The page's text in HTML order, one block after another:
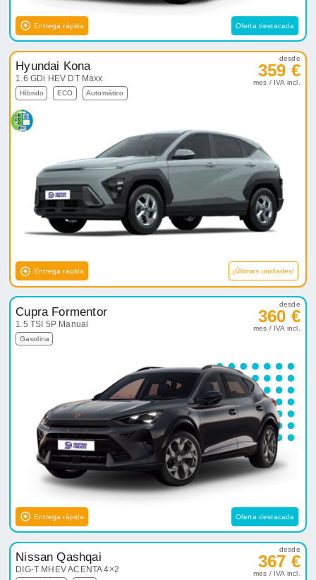
Entrega rápida Oferta destacada
Hyundai Kona
1.6 GDi HEV DT Maxx
Híbrido ECO Automático
desde
359 €
mes / IVA incl.
Entrega rápida ¡Últimas unidades!
Cupra Formentor
1.5 TSI 5P Manual
Gasolina
desde
360 €
mes / IVA incl.
Entrega rápida Oferta destacada
Nissan Qashqai
DIG-T MHEV ACENTA 4×2
desde
367 €
mes / IVA incl.